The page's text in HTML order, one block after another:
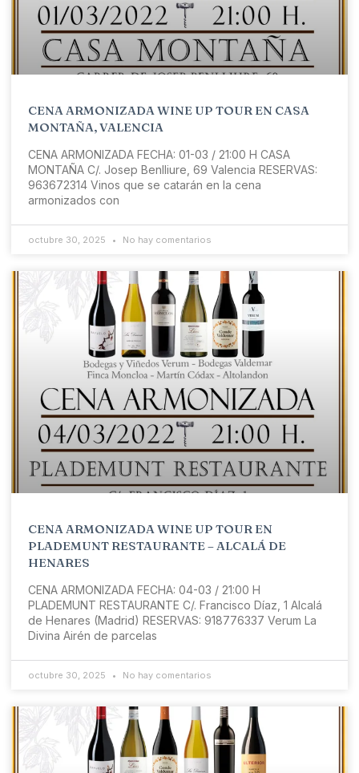
CENA ARMONIZADA WINE UP TOUR EN CASA
MONTAÑA, VALENCIA
CENA ARMONIZADA FECHA: 01-03 / 21:00 H CASA
MONTAÑA C/. Josep Benlliure, 69 Valencia RESERVAS:
963672314 Vinos que se catarán en la cena
armonizados con
octubre 30, 2025 No hay comentarios
CENA ARMONIZADA WINE UP TOUR EN
PLADEMUNT RESTAURANTE – ALCALÁ DE
HENARES
CENA ARMONIZADA FECHA: 04-03 / 21:00 H
PLADEMUNT RESTAURANTE C/. Francisco Díaz, 1 Alcalá
de Henares (Madrid) RESERVAS: 918776337 Verum La
Divina Airén de parcelas
octubre 30, 2025 No hay comentarios